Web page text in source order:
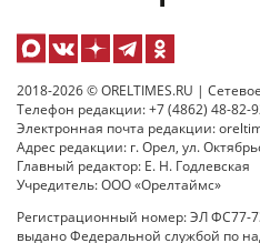
2018-2026 © ORELTIMES.RU |
Телефон редакции: +7 (4862) 48-82-
Электронная почта редакции:
Адрес редакции: г. Орел, ул.
Главный редактор: Е. Н. Годлевская
Учредитель: ООО «Орелтаймс»
Регистрационный номер: ЭЛ ФС77-
выдано Федеральной службой по